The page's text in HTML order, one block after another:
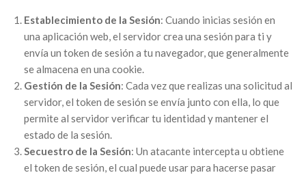
Establecimiento de la Sesión: Cuando inicias sesión en
una aplicación web, el servidor crea una sesión para ti y
envía un token de sesión a tu navegador, que generalmente
se almacena en una cookie.
Gestión de la Sesión: Cada vez que realizas una solicitud al
servidor, el token de sesión se envía junto con ella, lo que
permite al servidor verificar tu identidad y mantener el
estado de la sesión.
Secuestro de la Sesión: Un atacante intercepta u obtiene
el token de sesión, el cual puede usar para hacerse pasar